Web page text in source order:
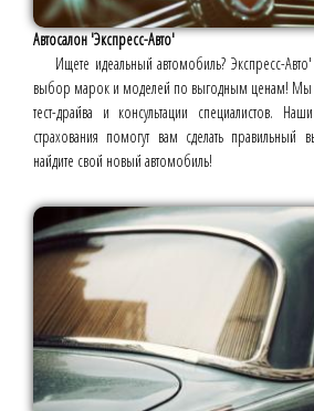
Автосалон 'Экспресс-Авто'
Ищете идеальный автомобиль? Экспресс-
выбор марок и моделей по выгодным ценам! Мы
тест-драйва и консультации специалистов.
страхования помогут вам сделать
найдите свой новый автомобиль!